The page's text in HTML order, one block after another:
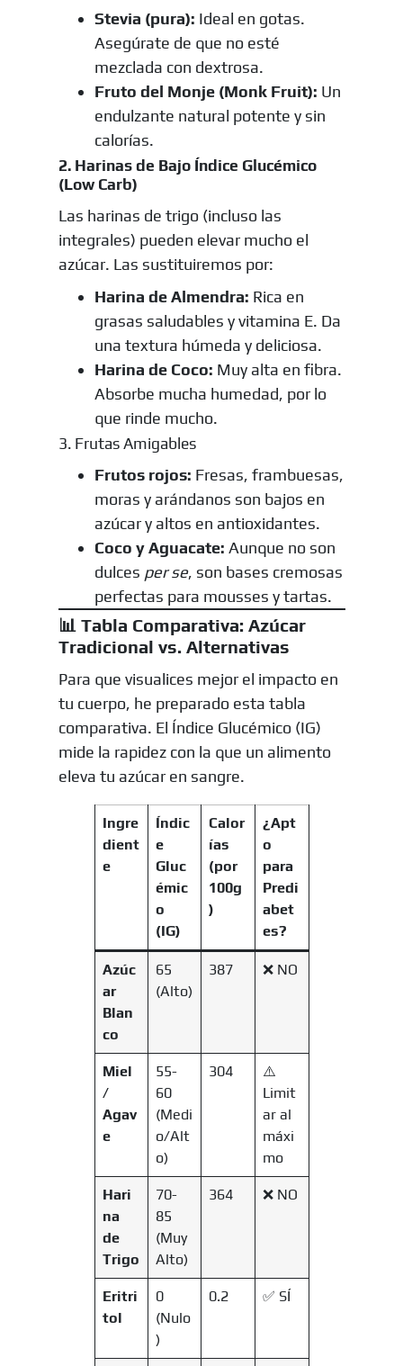
Stevia (pura): Ideal en gotas.
Asegúrate de que no esté
mezclada con dextrosa.
Fruto del Monje (Monk Fruit): Un
endulzante natural potente y sin
calorías.
2. Harinas de Bajo Índice Glucémico
(Low Carb)
Las harinas de trigo (incluso las
integrales) pueden elevar mucho el
azúcar. Las sustituiremos por:
Harina de Almendra: Rica en
grasas saludables y vitamina E. Da
una textura húmeda y deliciosa.
Harina de Coco: Muy alta en fibra.
Absorbe mucha humedad, por lo
que rinde mucho.
3. Frutas Amigables
Frutos rojos: Fresas, frambuesas,
moras y arándanos son bajos en
azúcar y altos en antioxidantes.
Coco y Aguacate: Aunque no son
dulces per se, son bases cremosas
perfectas para mousses y tartas.
📊 Tabla Comparativa: Azúcar
Tradicional vs. Alternativas
Para que visualices mejor el impacto en
tu cuerpo, he preparado esta tabla
comparativa. El Índice Glucémico (IG)
mide la rapidez con la que un alimento
eleva tu azúcar en sangre.
Ingre
dient
e
Índic
e
Gluc
émic
o
(IG)
Calor
ías
(por
100g
)
¿Apt
o
para
Predi
abet
es?
Azúc
ar
Blan
co
65
(Alto)
387 ❌ NO
Miel
/
Agav
e
55-
60
(Medi
o/Alt
o)
304
⚠️
Limit
ar al
máxi
mo
Hari
na
de
Trigo
70-
85
(Muy
Alto)
364 ❌ NO
Eritri
tol
0
(Nulo
)
0.2 ✅ SÍ